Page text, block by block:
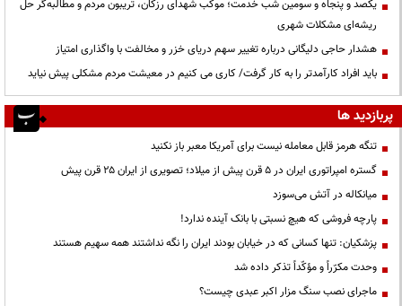
یکصد و پنجاه و سومین شب خدمت؛ موکب شهدای رزکان، تریبون مردم و مطالبه‌گر حل
ریشه‌ای مشکلات شهری
هشدار حاجی دلیگانی درباره تغییر سهم دریای خزر و مخالفت با واگذاری امتیاز
باید افراد کارآمدتر را به کار گرفت/ کاری می کنیم در معیشت مردم مشکلی پیش نیاید
پربازدید ها
تنگه هرمز قابل معامله نیست برای آمریکا معبر باز نکنید
گستره امپراتوری ایران در ۵ قرن پیش از میلاد؛ تصویری از ایران ۲۵ قرن پیش
میانکاله در آتش می‌سوزد
پارچه فروشی که هیچ نسبتی با بانک آینده ندارد!
پزشکیان: تنها کسانی که در خیابان بودند ایران را نگه نداشتند همه سهیم هستند
وحدت مکرّراً و مؤکّداً تذکر داده شد
ماجرای نصب سنگ مزار اکبر عبدی چیست؟